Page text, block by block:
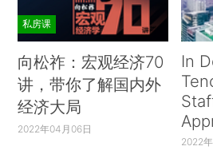
私房课
向松祚：宏观经济70
讲，带你了解国内外
经济大局
2022年04月06日
In
2022